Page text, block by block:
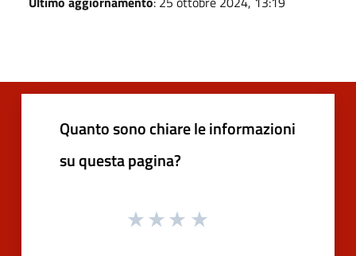
Quanto sono chiare le informazioni
su questa pagina?